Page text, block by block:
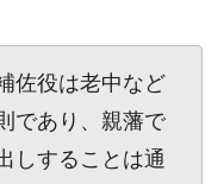
佐役は老中など
であり、親藩で
しすることは通